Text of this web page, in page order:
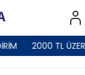
2000 TL